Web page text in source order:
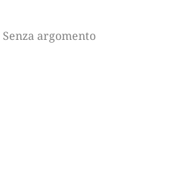
Senza argomento